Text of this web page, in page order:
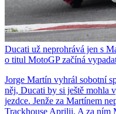
Ducati už neprohrává jen s
o titul MotoGP začíná
Jorge Martín vyhrál sobotní
něj, Ducati by si ještě mohla
jezdce. Jenže za Martínem
Trackhouse Aprilii. A za ním